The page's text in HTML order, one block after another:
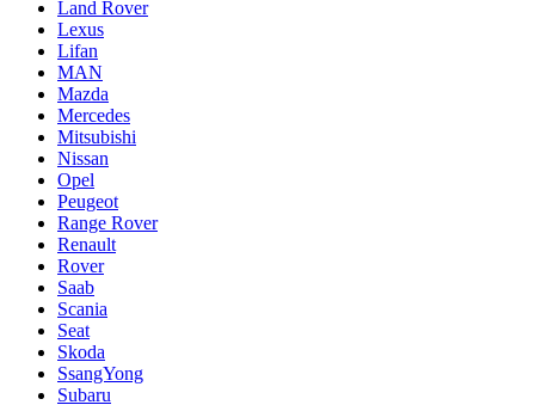
Land Rover
Lexus
Lifan
MAN
Mazda
Mercedes
Mitsubishi
Nissan
Opel
Peugeot
Range Rover
Renault
Rover
Saab
Scania
Seat
Skoda
SsangYong
Subaru